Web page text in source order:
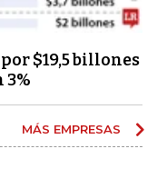
$19,5 billones
3%
MÁS EMPRESAS